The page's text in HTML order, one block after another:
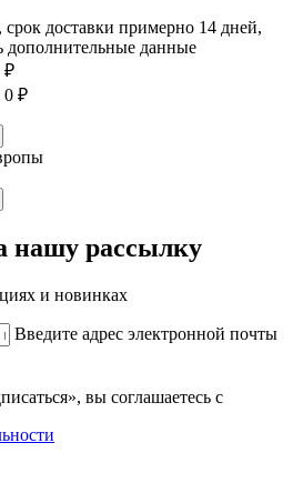
доставки примерно 14 дней,
дополнительные данные
₽
0 ₽
нашу рассылку
и новинках
Введите адрес электронной почты
вы соглашаетесь с